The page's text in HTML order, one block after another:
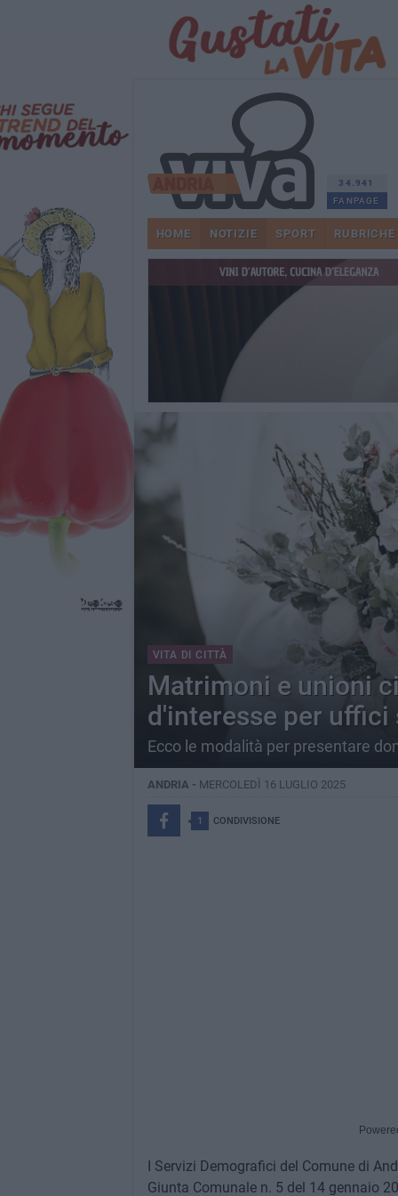
34.941
FANPAGE
HOME NOTIZIE SPORT RUBRICHE
VITA DI CITTÀ
Matrimoni e unioni
d'interesse per
Ecco le modalità per presentare
ANDRIA - MERCOLEDÌ 16 LUGLIO 2025
1 CONDIVISIONE
I Servizi Demografici del Comune di
Giunta Comunale n. 5 del 14 gennaio